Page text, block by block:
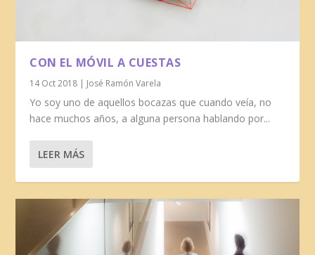
CON EL MÓVIL A CUESTAS
14 Oct 2018 | José Ramón Varela
Yo soy uno de aquellos bocazas que cuando veía, no
hace muchos años, a alguna persona hablando por...
LEER MÁS